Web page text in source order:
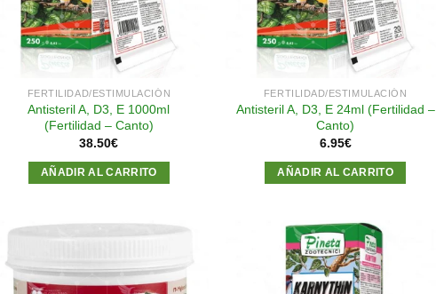
FERTILIDAD/ESTIMULACIÓN
Antisteril A, D3, E 1000ml
(Fertilidad – Canto)
38.50€
AÑADIR AL CARRITO
FERTILIDAD/ESTIMULACIÓN
Antisteril A, D3, E 24ml (Fertilidad –
Canto)
6.95€
AÑADIR AL CARRITO